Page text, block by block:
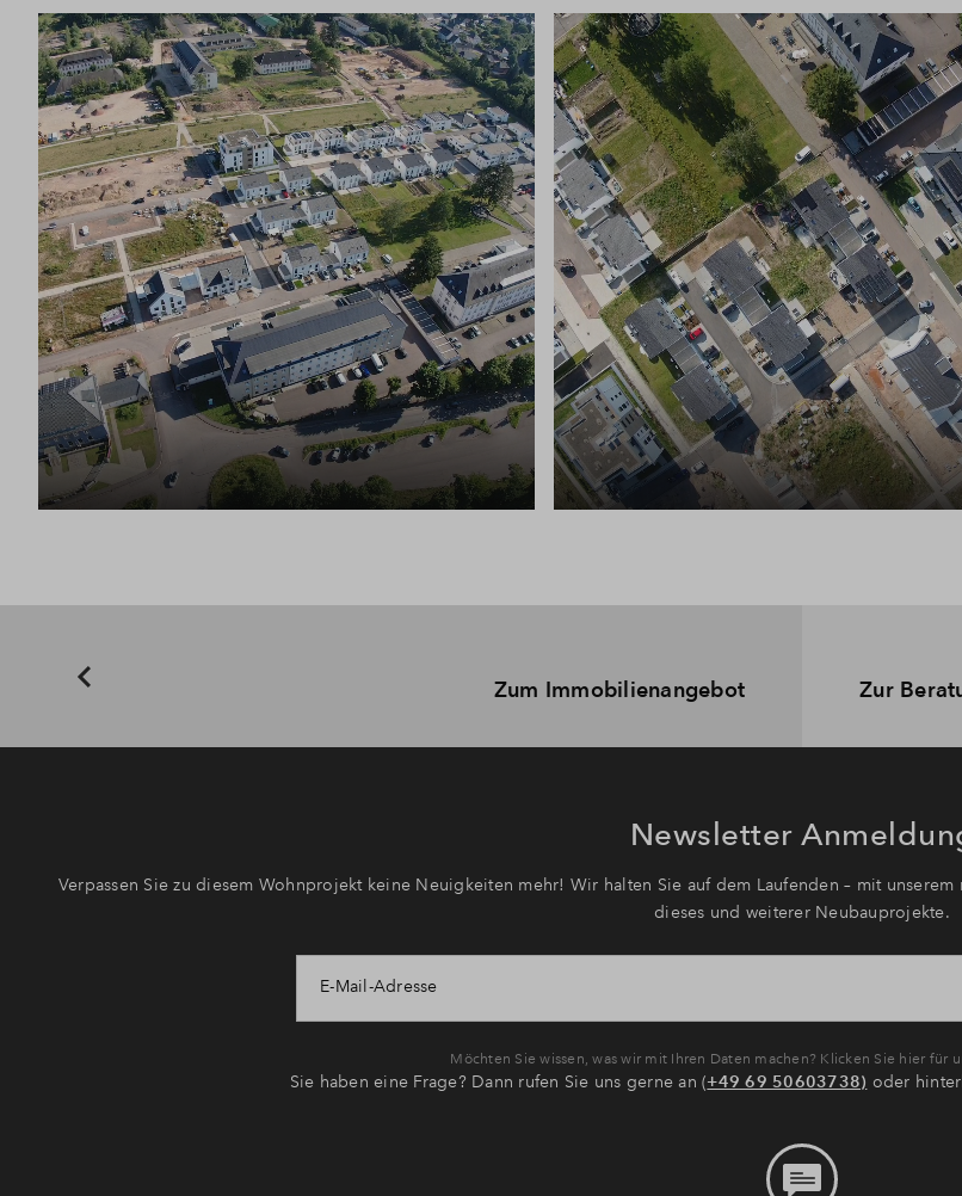
Zum Immobilienangebot Zur
Newsletter
Verpassen Sie zu diesem Wohnprojekt keine Neuigkeiten mehr! Wir halten Sie auf dem Laufenden – mit
dieses und weiterer Neubauprojekte.
E-Mail-Adresse
Möchten Sie wissen, was wir mit Ihren Daten machen? Klicken Sie hier für
Sie haben eine Frage? Dann rufen Sie uns gerne an (+49 69 50603738) oder